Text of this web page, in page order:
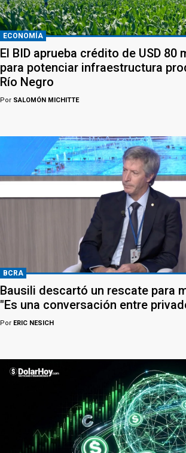
ECONOMÍA
El BID aprueba crédito de USD 80
para potenciar infraestructura
Río Negro
Por SALOMÓN MICHITTE
BCRA
Bausili descartó un rescate para
"Es una conversación entre
Por ERIC NESICH